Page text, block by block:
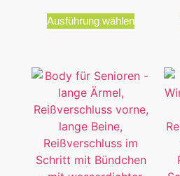
Ausführung wählen